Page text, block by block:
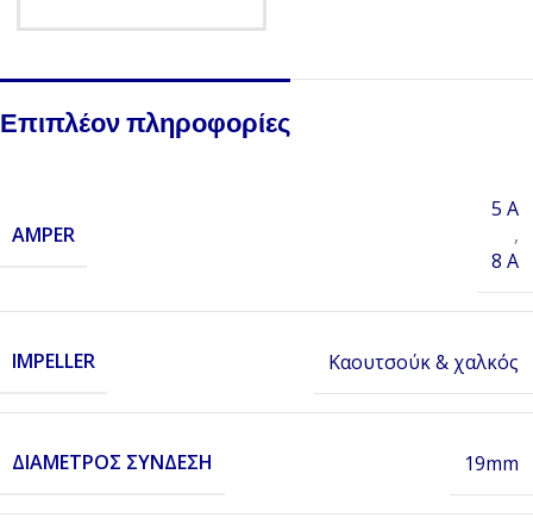
Επιπλέον πληροφορίες
AMPER
5 A
,
8 A
IMPELLER Καουτσούκ & χαλκός
ΔΙΆΜΕΤΡΟΣ ΣΎΝΔΕΣΗ 19mm